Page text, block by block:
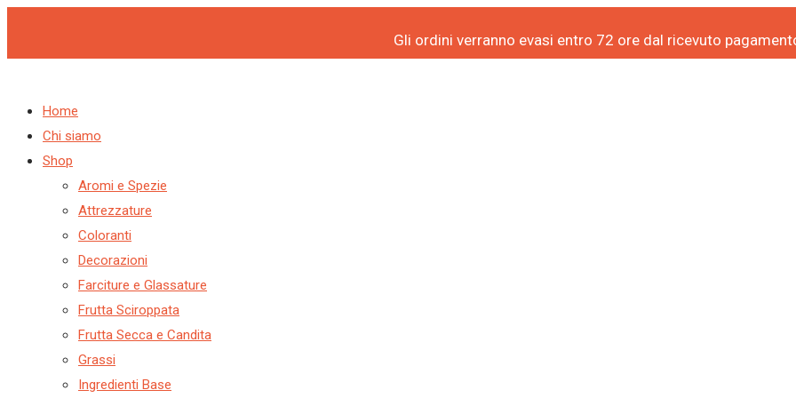
Gli ordini verranno evasi entro 72 ore dal ricevuto
Vai
contenuto
Home
Chi siamo
Shop
Aromi e Spezie
Attrezzature
Coloranti
Decorazioni
Farciture e Glassature
Frutta Sciroppata
Frutta Secca e Candita
Grassi
Ingredienti Base
Products
Products
FRANCOBOLLI
ASSORTITI
ICE
WER